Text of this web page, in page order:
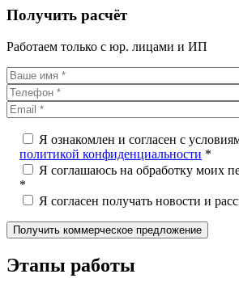
Получить расчёт
Работаем только с юр. лицами и ИП
Я ознакомлен и согласен с
политикой конфиденциальности *
Я соглашаюсь на обработку моих
*
Я согласен получать новости и
Этапы работы